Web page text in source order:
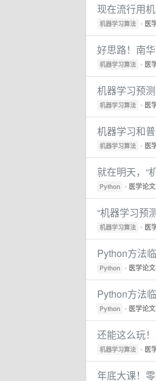
现在流行用
机器学习算法 • 医
好思路！南
机器学习算法 • 医
机器学习预
机器学习算法 • 医
机器学习和
机器学习算法 • 医
就在明天，“
Python • 医学论
“机器学习预
机器学习算法 • 医
Python方法
Python • 医学论
Python方法
Python • 医学论
还能这么玩
机器学习算法 • 医
年底大课！